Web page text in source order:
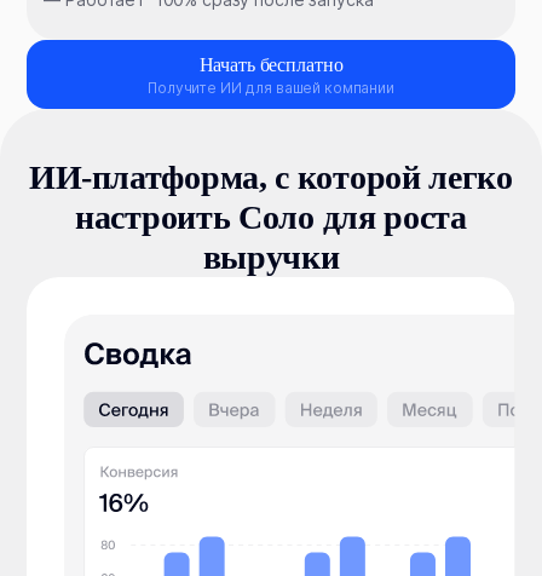
Начать бесплатно
Получите ИИ для вашей компании
ИИ⁠-⁠платформа, с которой легко
настроить Соло для роста
выручки